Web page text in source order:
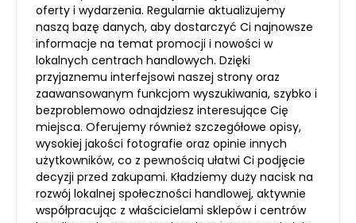
oferty i wydarzenia. Regularnie aktualizujemy
naszą bazę danych, aby dostarczyć Ci najnowsze
informacje na temat promocji i nowości w
lokalnych centrach handlowych. Dzięki
przyjaznemu interfejsowi naszej strony oraz
zaawansowanym funkcjom wyszukiwania, szybko i
bezproblemowo odnajdziesz interesujące Cię
miejsca. Oferujemy również szczegółowe opisy,
wysokiej jakości fotografie oraz opinie innych
użytkowników, co z pewnością ułatwi Ci podjęcie
decyzji przed zakupami. Kładziemy duży nacisk na
rozwój lokalnej społeczności handlowej, aktywnie
współpracując z właścicielami sklepów i centrów